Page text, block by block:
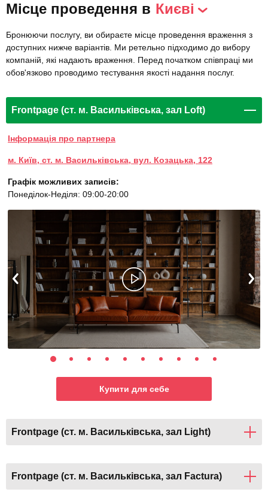
Місце проведення в Києві
Бронюючи послугу, ви обираєте місце проведення враження з
доступних нижче варіантів. Ми ретельно підходимо до вибору
компаній, які надають враження. Перед початком співпраці ми
обов'язково проводимо тестування якості надання послуг.
Frontpage (ст. м. Васильківська, зал Loft)
Інформація про партнера
м. Київ, ст. м. Васильківська, вул. Козацька, 122
Графік можливих записів:
Понеділок-Неділя: 09:00-20:00
Купити для себе
Frontpage (ст. м. Васильківська, зал Light)
Frontpage (ст. м. Васильківська, зал Factura)